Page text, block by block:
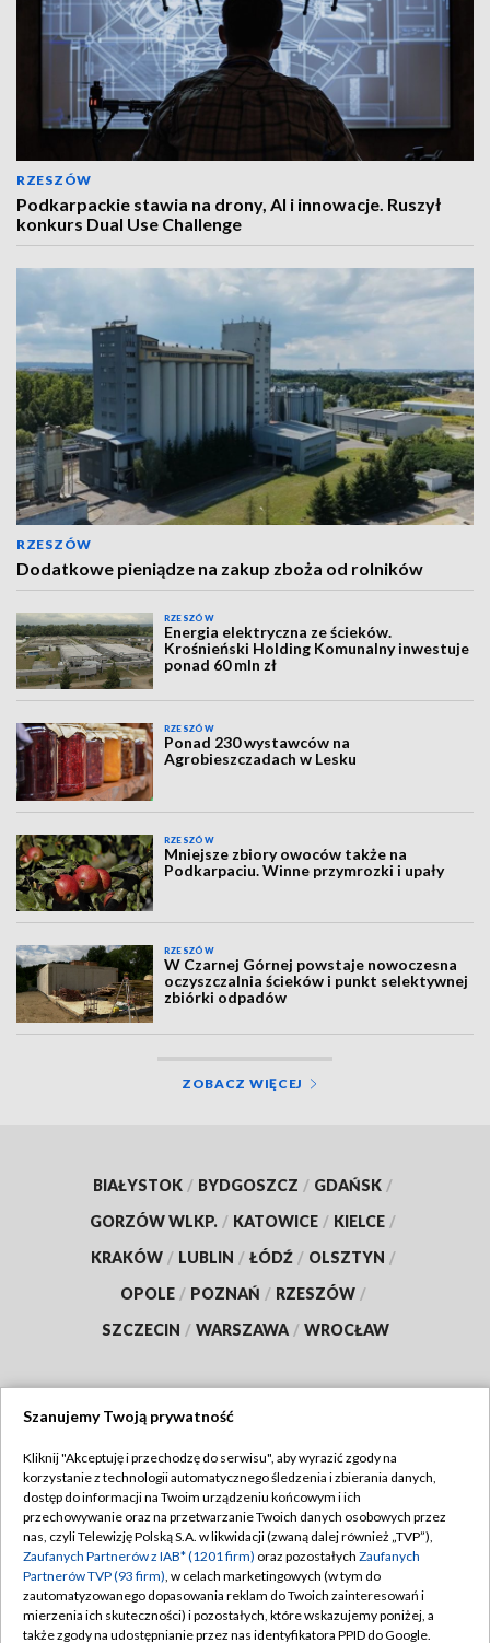
RZESZÓW
Podkarpackie stawia na drony, AI i innowacje. Ruszył
konkurs Dual Use Challenge
RZESZÓW
Dodatkowe pieniądze na zakup zboża od rolników
RZESZÓW
Energia elektryczna ze ścieków.
Krośnieński Holding Komunalny inwestuje
ponad 60 mln zł
RZESZÓW
Ponad 230 wystawców na
Agrobieszczadach w Lesku
RZESZÓW
Mniejsze zbiory owoców także na
Podkarpaciu. Winne przymrozki i upały
RZESZÓW
W Czarnej Górnej powstaje nowoczesna
oczyszczalnia ścieków i punkt selektywnej
zbiórki odpadów
ZOBACZ WIĘCEJ
BIAŁYSTOK / BYDGOSZCZ / GDAŃSK /
GORZÓW WLKP. / KATOWICE / KIELCE /
KRAKÓW / LUBLIN / ŁÓDŹ / OLSZTYN /
OPOLE / POZNAŃ / RZESZÓW /
SZCZECIN / WARSZAWA / WROCŁAW
TVP
Abonament TVP
Emisja w TVP
Centrum informacji TVP
Naziemna Telewizja Cyfrowa
Regulamin TVP
Polityka prywatności
Moje zgody
Pomoc
Szanujemy Twoją prywatność
Kliknij "Akceptuję i przechodzę do serwisu", aby wyrazić zgody na
korzystanie z technologii automatycznego śledzenia i zbierania danych,
dostęp do informacji na Twoim urządzeniu końcowym i ich
przechowywanie oraz na przetwarzanie Twoich danych osobowych przez
nas, czyli Telewizję Polską S.A. w likwidacji (zwaną dalej również „TVP”),
Zaufanych Partnerów z IAB* (1201 firm) oraz pozostałych Zaufanych
Partnerów TVP (93 firm), w celach marketingowych (w tym do
zautomatyzowanego dopasowania reklam do Twoich zainteresowań i
mierzenia ich skuteczności) i pozostałych, które wskazujemy poniżej, a
także zgody na udostępnianie przez nas identyfikatora PPID do Google.